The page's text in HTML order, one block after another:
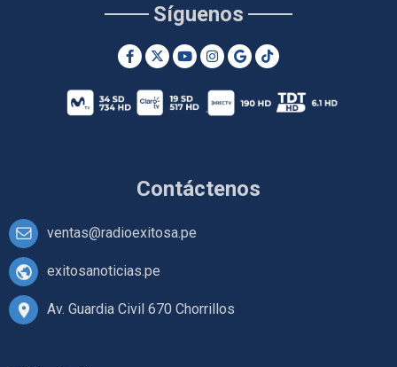
Contáctenos
ventas@radioexitosa.pe
exitosanoticias.pe
Av. Guardia Civil 670 Chorrillos
Síguenos